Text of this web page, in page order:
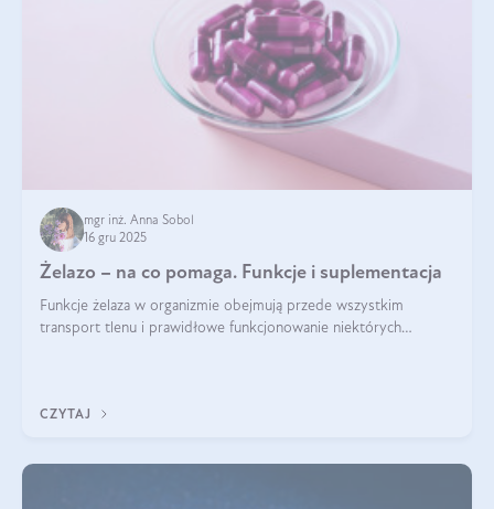
mgr inż. Anna Sobol
16 gru 2025
Żelazo – na co pomaga. Funkcje i suplementacja
Funkcje żelaza w organizmie obejmują przede wszystkim
transport tlenu i prawidłowe funkcjonowanie niektórych
CZYTAJ